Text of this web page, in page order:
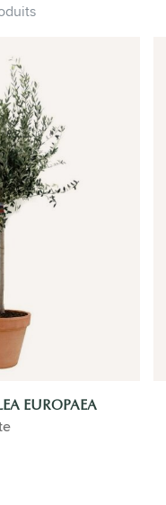
EUROPAEA